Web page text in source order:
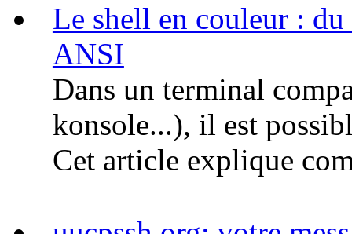
Le shell en couleur : du
ANSI
Dans un terminal
konsole...), il est
Cet article explique